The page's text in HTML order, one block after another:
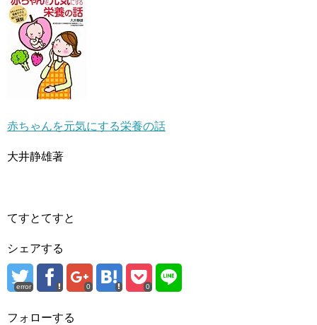
赤ちゃんを元気にする栄養の話
大井静雄著
てすとてすと
シェアする
error 0 0
フォローする